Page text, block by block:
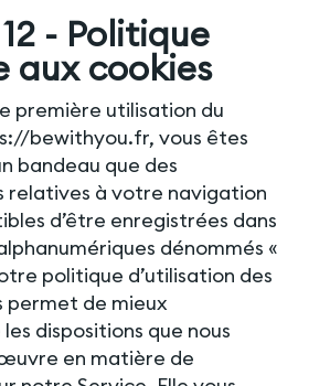
- Politique
aux cookies
première utilisation du
bewithyou.fr, vous êtes
bandeau que des
relatives à votre navigation
d’être enregistrées dans
dénommés «
politique d’utilisation des
permet de mieux
dispositions que nous
en matière de